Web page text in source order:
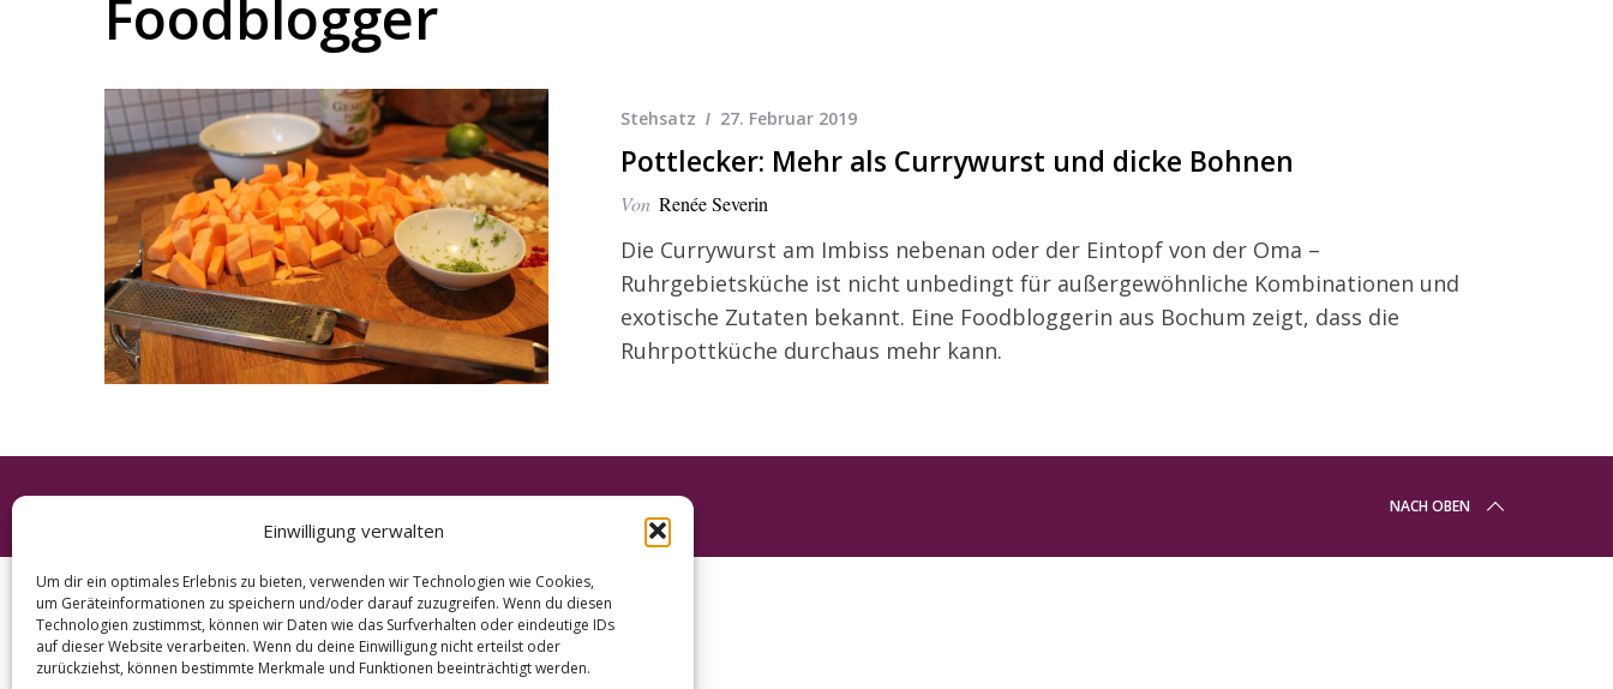
Einwilligung verwalten
Um dir ein optimales Erlebnis zu bieten, verwenden wir Technologien wie Cookies,
um Geräteinformationen zu speichern und/oder darauf zuzugreifen. Wenn du diesen
Technologien zustimmst, können wir Daten wie das Surfverhalten oder eindeutige IDs
auf dieser Website verarbeiten. Wenn du deine Einwilligung nicht erteilst oder
zurückziehst, können bestimmte Merkmale und Funktionen beeinträchtigt werden.
Foodblogger
Stehsatz 27. Februar 2019
Pottlecker: Mehr als Currywurst und dicke Bohnen
Von Renée Severin
Die Currywurst am Imbiss nebenan oder der Eintopf von der Oma –
Ruhrgebietsküche ist nicht unbedingt für außergewöhnliche Kombinationen und
exotische Zutaten bekannt. Eine Foodbloggerin aus Bochum zeigt, dass die
Ruhrpottküche durchaus mehr kann.
NACH OBEN
e
a
r
c
h
f
o
r
: